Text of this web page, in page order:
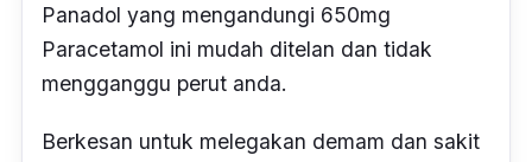
Panadol yang mengandungi 650mg
Paracetamol ini mudah ditelan dan tidak
mengganggu perut anda.
Berkesan untuk melegakan demam dan sakit